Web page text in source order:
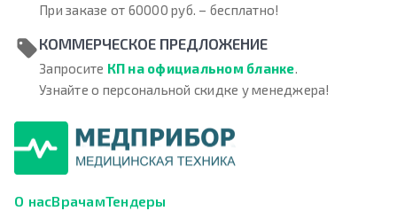
При заказе от 60000 руб. – бесплатно!
КОММЕРЧЕСКОЕ ПРЕДЛОЖЕНИЕ
Запросите КП на официальном бланке
Узнайте о персональной скидке у менеджера!
О насВрачамТендеры